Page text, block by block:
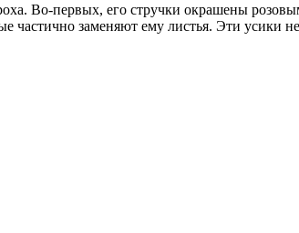
Во-первых, его стручки окрашены
частично заменяют ему листья. Эти усики